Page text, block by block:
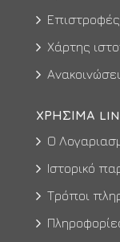
Επιστροφές
Χάρτης
ΧΡΉΣΙΜΑ
Ο
Ιστορικό
Τρόποι